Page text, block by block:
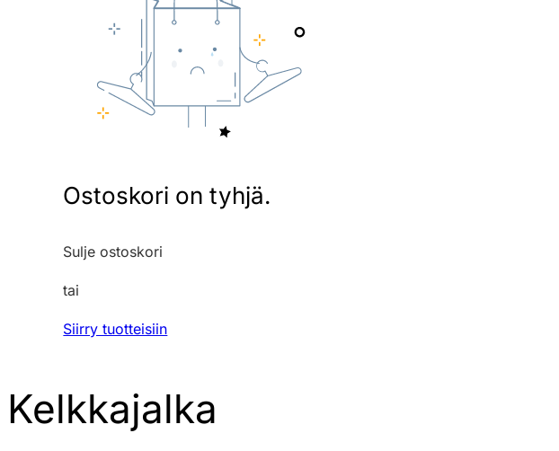
Ostoskori on tyhjä.
Sulje ostoskori
tai
Siirry tuotteisiin
Kelkkajalka